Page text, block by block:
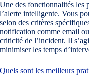
Une des fonctionnalités les
l’alerte intelligente. Vous
selon des critères
notification comme email
criticité de l’incident. Il
minimiser les temps
Quels sont les meilleurs